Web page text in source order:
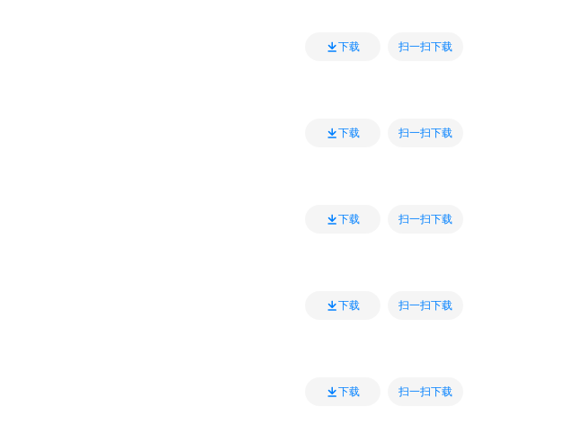
下载 扫一扫下载
下载 扫一扫下载
下载 扫一扫下载
下载 扫一扫下载
下载 扫一扫下载